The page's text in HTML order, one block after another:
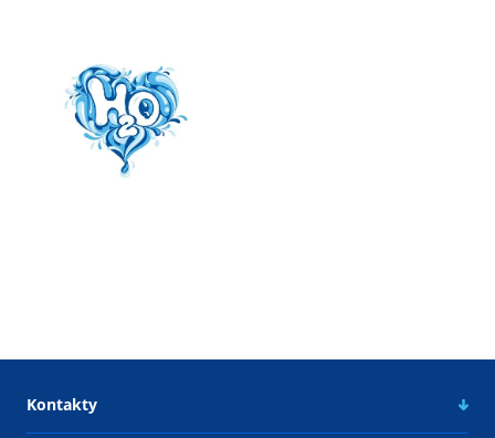
Kontakty